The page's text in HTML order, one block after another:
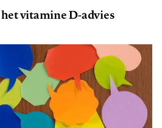
vitamine D-advies